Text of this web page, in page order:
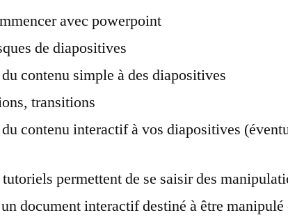
avec powerpoint
de diapositives
contenu simple à des diapositives
transitions
contenu interactif à vos diapositives
permettent de se saisir des
document interactif destiné à être manipulé